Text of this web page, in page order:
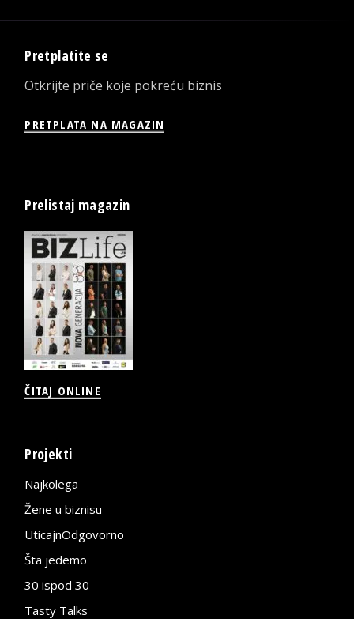
Pretplatite se
Otkrijte priče koje pokreću biznis
PRETPLATA NA MAGAZIN
Prelistaj magazin
ČITAJ ONLINE
Projekti
Najkolega
Žene u biznisu
UticajnOdgovorno
Šta jedemo
30 ispod 30
Tasty Talks